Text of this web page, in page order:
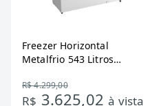
Freezer Horizontal
Metalfrio 543 Litros
Tecnologia Inverter, Branco,
Bivolt
R$ 4.299,00
R$ 3.625,02à vista